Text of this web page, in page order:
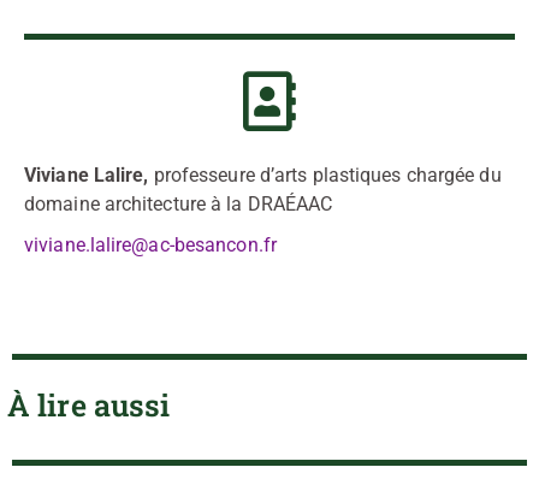
Viviane Lalire, professeure d’arts plastiques chargée du
domaine architecture à la DRAÉAAC
viviane.lalire@ac-besancon.fr
À lire aussi